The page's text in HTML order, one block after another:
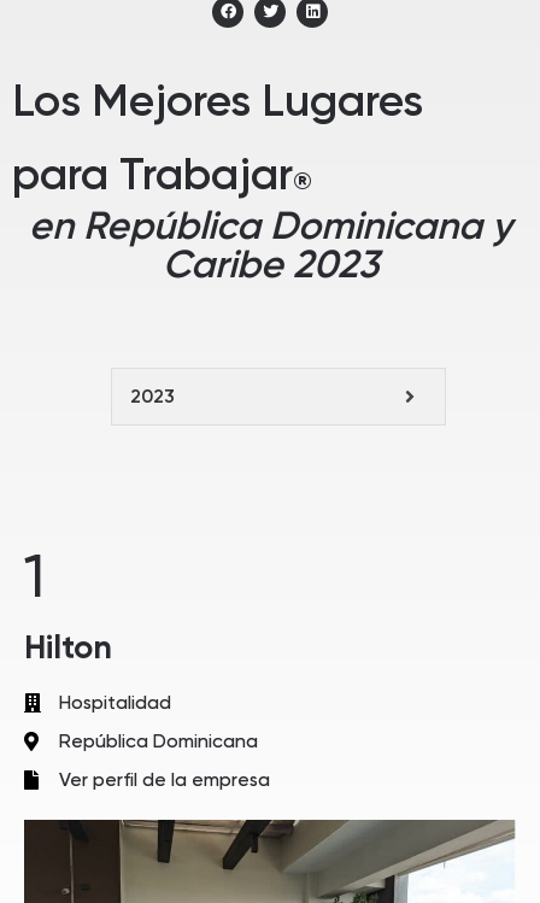
Los Mejores Lugares
para Trabajar®
en República Dominicana y
Caribe 2023
1
Hilton
Hospitalidad
República Dominicana
Ver perfil de la empresa
2023